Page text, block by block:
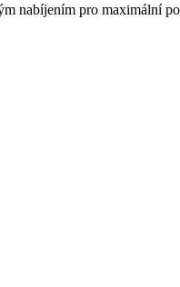
nabíjením pro maximální